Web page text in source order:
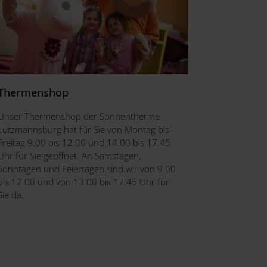
Thermenshop der Sonnentherme
hat für Sie von Montag bis
9.00 bis 12.00 und 14.00 bis 17.45
für Sie geöffnet. An Samstagen,
und Feiertagen sind wir von 9.00
12.00 und von 13.00 bis 17.45 Uhr für
da.